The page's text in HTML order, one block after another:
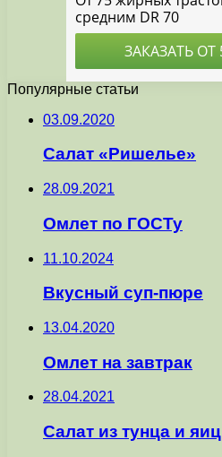
Популярные статьи
03.09.2020
Салат «Ришелье»
28.09.2021
Омлет по ГОСТу
11.10.2024
Вкусный суп-пюре
13.04.2020
Омлет на завтрак
28.04.2021
Салат из тунца и яиц